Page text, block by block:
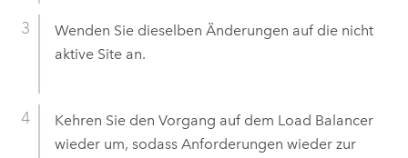
Wenden Sie dieselben Änderungen auf die nicht
aktive Site an.
Kehren Sie den Vorgang auf dem Load Balancer
wieder um, sodass Anforderungen wieder zur